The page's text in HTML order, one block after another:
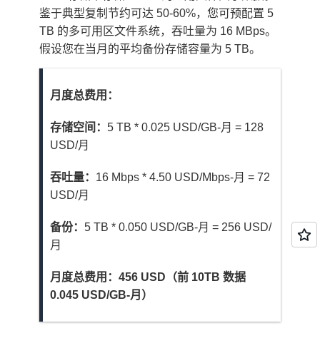
鉴于典型复制节约可达 50-60%，您可预配置 5
TB 的多可用区文件系统，吞吐量为 16 MBps。
假设您在当月的平均备份存储容量为 5 TB。
月度总费用：
存储空间： 5 TB * 0.025 USD/GB-月 = 128
USD/月
吞吐量： 16 Mbps * 4.50 USD/Mbps-月 = 72
USD/月
备份： 5 TB * 0.050 USD/GB-月 = 256 USD/
月
月度总费用：456 USD（前 10TB 数据
0.045 USD/GB-月）